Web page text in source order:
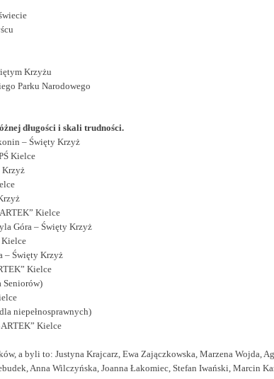
Krzyżu
Parku Narodowego
długości i skali trudności.
– Święty Krzyż
Kielce
Krzyż
Kielce
Góra – Święty Krzyż
Kielce
– Święty Krzyż
Kielce
Seniorów)
niepełnosprawnych)
Kielce
a byli to: Justyna Krajcarz, Ewa Zajączkowska, Marzena Wojda,
Anna Wilczyńska, Joanna Łakomiec, Stefan Iwański, Marcin